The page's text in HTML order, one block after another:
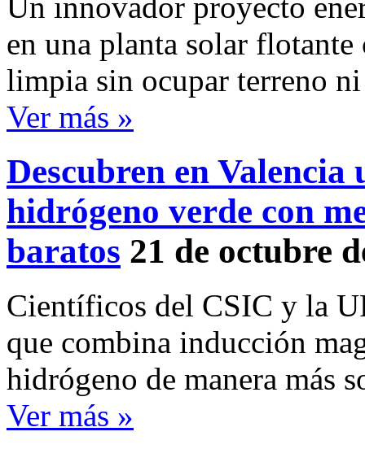
en una planta solar
limpia sin ocupar terreno
Ver más »
Descubren en
hidrógeno verde con
baratos 21 de octubre
Científicos del CSIC y la
que combina inducción
hidrógeno de manera más
Ver más »